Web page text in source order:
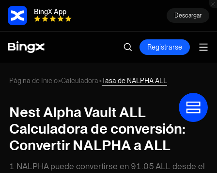
BingX App Descargar
Registrarse
Página de Inicio>Calculadora>Tasa de NALPHA ALL
Nest Alpha Vault ALL
Calculadora de conversión:
Convertir NALPHA a ALL
1 NALPHA puede convertirse en 91.05 ALL desde el